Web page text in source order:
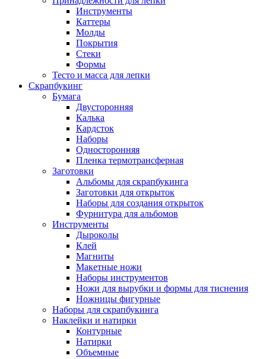
Инструменты
Каттеры
Молды
Покрытия
Стеки
Формы
Тесто и масса для лепки
Скрапбукинг
Бумага
Двусторонняя
Калька
Кардсток
Наборы
Односторонняя
Пленка термотрансферная
Заготовки
Альбомы для скрапбукинга
Заготовки для открыток
Наборы для создания открыток
Фурнитура для альбомов
Инструменты
Дыроколы
Клей
Магниты
Макетные ножи
Наборы инструментов
Ножи для вырубки и формы для тиснения
Ножницы фигурные
Наборы для скрапбукинга
Наклейки и натирки
Контурные
Натирки
Объемные